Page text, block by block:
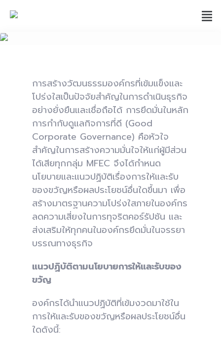
การสร้างวัฒนธรรมองค์กรที่เข้มแข็งและ
โปร่งใสเป็นปัจจัยสำคัญในการดำเนินธุรกิจ
อย่างยั่งยืนและเชื่อถือได้ การยึดมั่นในหลัก
การกำกับดูแลกิจการที่ดี (Good
Corporate Governance) คือหัวใจ
สำคัญในการสร้างความมั่นใจให้แก่ผู้มีส่วน
ได้เสียทุกกลุ่ม MFEC จึงได้กำหนด
นโยบายและแนวปฏิบัติเรื่องการให้และรับ
ของขวัญหรือผลประโยชน์อื่นใดขึ้นมา เพื่อ
สร้างมาตรฐานความโปร่งใสภายในองค์กร
ลดความเสี่ยงในการทุจริตคอร์รัปชัน และ
ส่งเสริมให้ทุกคนในองค์กรยึดมั่นในจรรยา
บรรณทางธุรกิจ
แนวปฏิบัติตามนโยบายการให้และรับของ
ขวัญ
องค์กรได้นำแนวปฏิบัติที่เข้มงวดมาใช้ใน
การให้และรับของขวัญหรือผลประโยชน์อื่น
ใดดังนี้: